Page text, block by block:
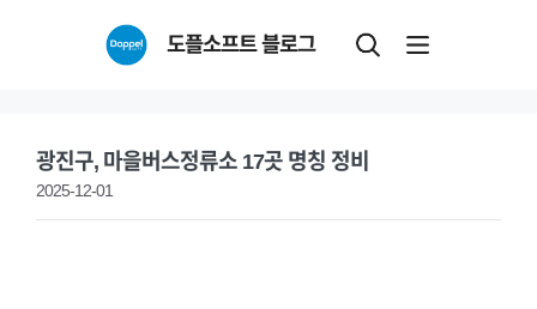
도플소프트 블로그
광진구, 마을버스정류소 17곳 명칭 정비
2025-12-01